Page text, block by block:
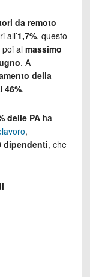
da remoto
all’1,7%, questo
poi almassimo
. A
della
46%.
delle PAha
,
dipendenti, che